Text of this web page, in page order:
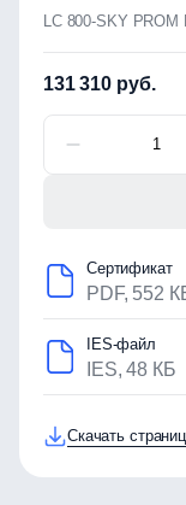
LC 800-SKY PROM
131 310 руб.
Сертификат
PDF, 552
IES-файл
IES, 48 КБ
Скачать